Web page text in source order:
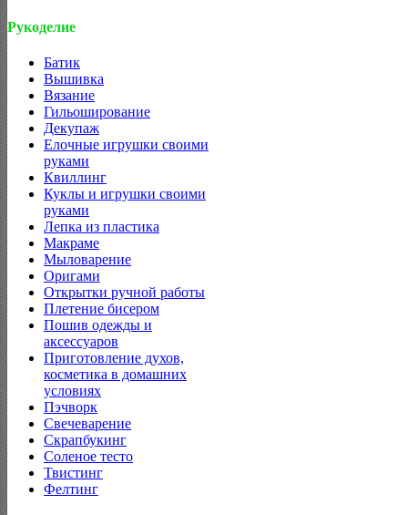
Рукоделие
Батик
Вышивка
Вязание
Гильоширование
Декупаж
Елочные игрушки своими
руками
Квиллинг
Куклы и игрушки своими
руками
Лепка из пластика
Макраме
Мыловарение
Оригами
Открытки ручной работы
Плетение бисером
Пошив одежды и
аксессуаров
Приготовление духов,
косметика в домашних
условиях
Пэчворк
Свечеварение
Скрапбукинг
Соленое тесто
Твистинг
Фелтинг